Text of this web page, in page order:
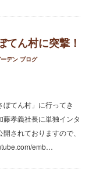
てん村に突撃！
デン ブログ
てん村」に行ってき
孝義社長に単独インタ
されておりますので、
emb…